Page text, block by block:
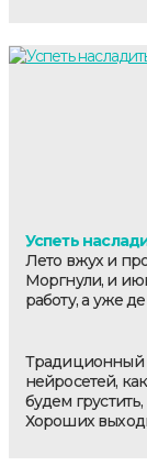
Успеть
Лето вжух и
Моргнули, и
работу, а уже
Традиционный
нейросетей,
будем
Хороших